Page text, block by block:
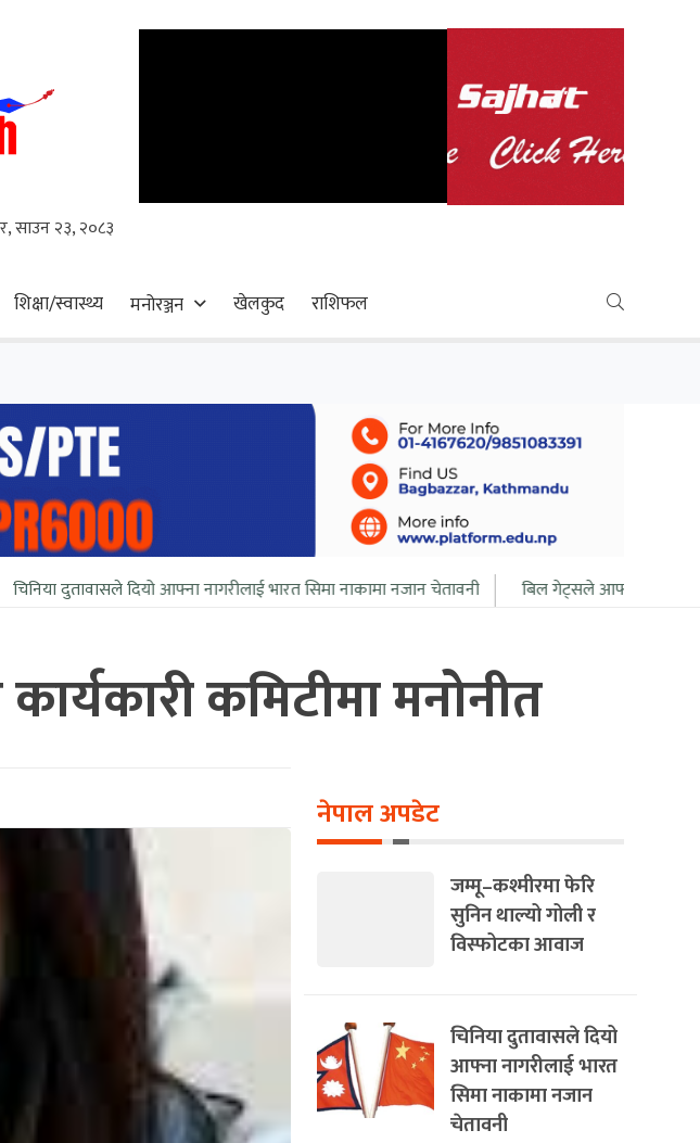
साउन २३, २०८३
शिक्षा/स्वास्थ्य मनोरञ्जन खेलकुद राशिफल
दियो आफ्ना नागरीलाई भारत सिमा नाकामा नजान चेतावनी बिल गेट्सले आफ्नो सबै सम्पत्ति २० बर्ष भित्र
कमिटीमा मनोनीत
नेपाल अपडेट
जम्मू–कश्मीरमा फेरि
सुनिन थाल्यो गोली र
विस्फोटका आवाज
चिनिया दुतावासले दियो
आफ्ना नागरीलाई भारत
सिमा नाकामा नजान
चेतावनी